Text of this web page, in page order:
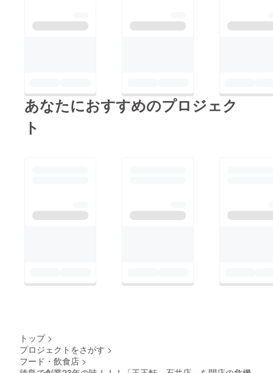
あなたにおすすめのプロジェク
ト
トップ >
プロジェクトをさがす >
フード・飲食店 >